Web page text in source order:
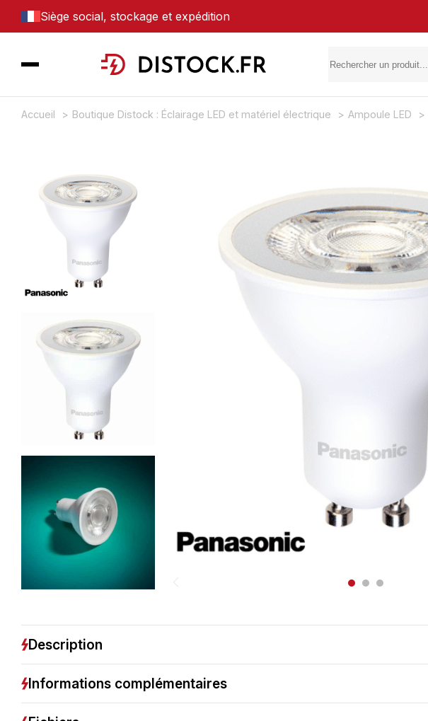
Siège social, stockage et expédition
Accueil Boutique Distock : Éclairage LED et matériel électrique Ampoule LED
Description
Informations complémentaires